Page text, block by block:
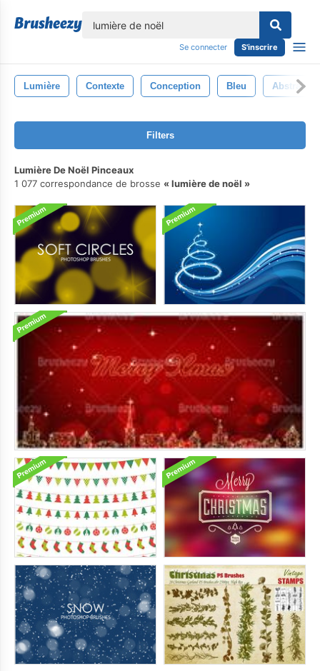
Se connecter S'inscrire
Lumière Contexte Conception Bleu Abstrait
Filters
Lumière De Noël Pinceaux
1 077 correspondance de brosse
lumière de noël